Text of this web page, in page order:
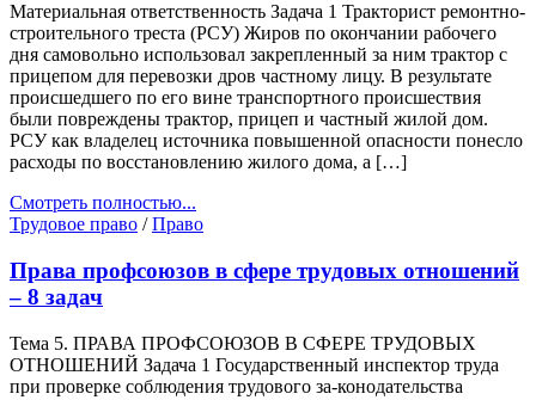
Материальная ответственность Задача 1 Тракторист ремонтно-
строительного треста (РСУ) Жиров по окончании рабочего
дня самовольно использовал закрепленный за ним трактор с
прицепом для перевозки дров частному лицу. В результате
происшедшего по его вине транспортного происшествия
были повреждены трактор, прицеп и частный жилой дом.
РСУ как владелец источника повышенной опасности понесло
расходы по восстановлению жилого дома, а […]
Смотреть полностью...
Трудовое право /Право
Права профсоюзов в сфере трудовых отношений
– 8 задач
Тема 5. ПРАВА ПРОФСОЮЗОВ В СФЕРЕ ТРУДОВЫХ
ОТНОШЕНИЙ Задача 1 Государственный инспектор труда
при проверке соблюдения трудового за-конодательства